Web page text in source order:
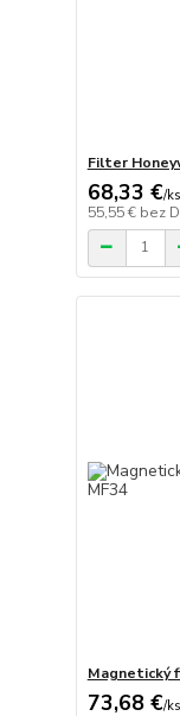
Filter
68,33 €/ks
55,55 € bez
Magnetický
73,68 €/ks